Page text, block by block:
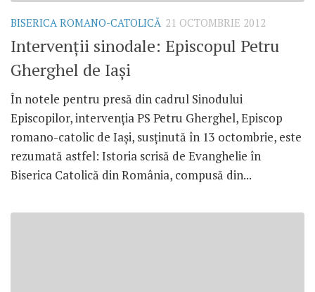
BISERICA ROMANO-CATOLICĂ 21 OCTOMBRIE 2012
Intervenţii sinodale: Episcopul Petru
Gherghel de Iaşi
În notele pentru presă din cadrul Sinodului
Episcopilor, intervenţia PS Petru Gherghel, Episcop
romano-catolic de Iaşi, susţinută în 13 octombrie, este
rezumată astfel: Istoria scrisă de Evanghelie în
Biserica Catolică din România, compusă din...